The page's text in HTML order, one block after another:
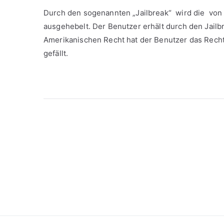
Durch den sogenannten „Jailbreak“ wird die
ausgehebelt. Der Benutzer erhält durch den
Amerikanischen Recht hat der Benutzer das
gefällt.